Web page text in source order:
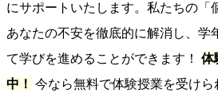
にサポートいたします。私たちの「
あなたの不安を徹底的に解消し、学
て学びを進めることができます！ 体
中！ 今なら無料で体験授業を受け